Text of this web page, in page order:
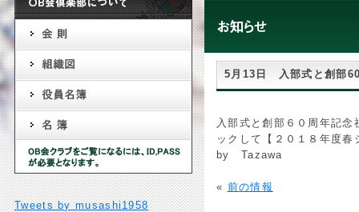
5月13日 入部式と創部
入部式と創部６０周年記
ックして【２０１８年度
by Tazawa
« 前の情報
Tweets by musashi1958